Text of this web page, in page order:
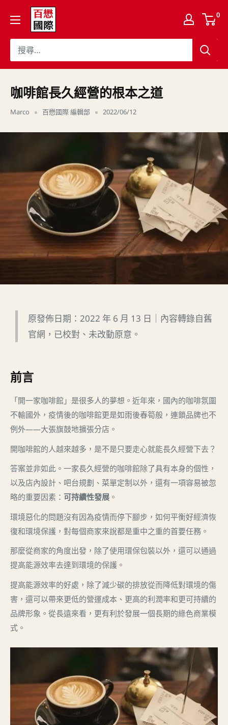
百
懋
國
際
股
份
有
限
Coffee
0
咖啡館長久經營的根本之道
Marco 百懋國際 編輯部 2022/06/12
原發佈日期：2022 年 6 月 13 日｜內容轉錄自舊
官網，已校對、未改動原意。
前言
「開一家咖啡館」是很多人的夢想。近年來，國內的咖啡氛圍
不輸國外，疫情後的咖啡館更是如雨後春筍般，連鎖品牌也不
例外——大張旗鼓地擴張分店。
開咖啡館的人越來越多，是不是只要走心就能長久經營下去？
答案並非如此。一家長久經營的咖啡館除了具有本身的個性，
以及店內設計、吧台規劃、菜單定制以外，還有一項容易被忽
略的重要因素： 可持續性發展 。
環境惡化的問題沒有因為疫情而停下腳步，如何平衡好經濟恢
復和環境保護，對每個商家來說都是重中之重的首要任務。
那麼從商家的角度出發，除了使用環保包裝以外，還可以通過
提高能源效率去達到環境的保護。
提高能源效率的好處，除了減少碳的排放從而降低對環境的傷
害，還可以帶來更低的營運成本、更高的利潤率和更可持續的
品牌形象。從長遠來看，更有利於發展一個長期的綠色商業模
式。